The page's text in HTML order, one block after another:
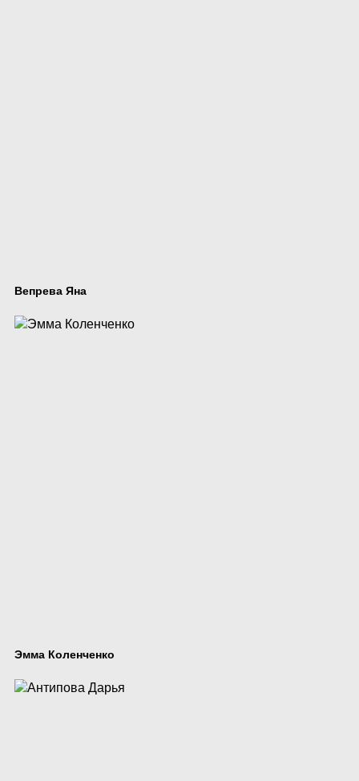
Вепрева Яна
Эмма Коленченко